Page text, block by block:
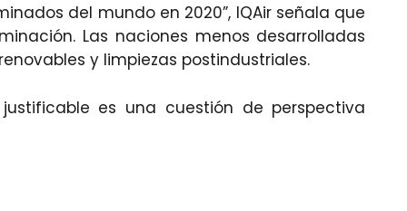
del mundo en 2020”, IQAir señala que
Las naciones menos desarrolladas
y limpiezas postindustriales.
es una cuestión de perspectiva